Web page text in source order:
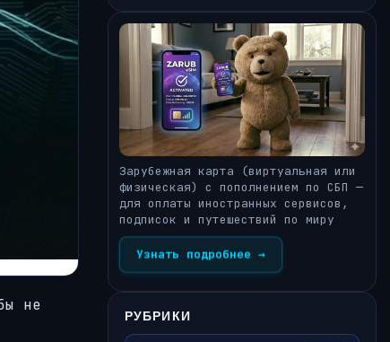
не
Зарубежная карта (виртуальная или
физическая) с пополнением по СБП —
для оплаты иностранных сервисов,
подписок и путешествий по миру
Узнать подробнее →
РУБРИКИ